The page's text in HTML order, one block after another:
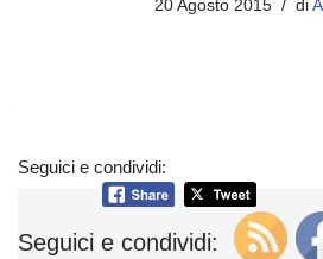
20 Agosto 2015 di
Seguici e condividi:
Seguici e condividi: